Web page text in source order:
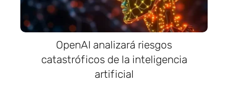
OpenAI analizará riesgos
catastróficos de la inteligencia
artificial